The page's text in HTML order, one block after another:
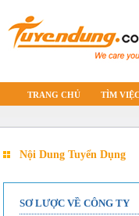
TRANG CHỦ TÌM
Nội Dung Tuyển Dụng
SƠ LƯỢC VỀ CÔNG TY